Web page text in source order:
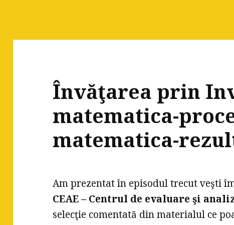
Învăţarea prin
matematica-
matematica-
Am prezentat în episodul trecut veşti
CEAE – Centrul de evaluare şi
selecţie comentată din materialul ce